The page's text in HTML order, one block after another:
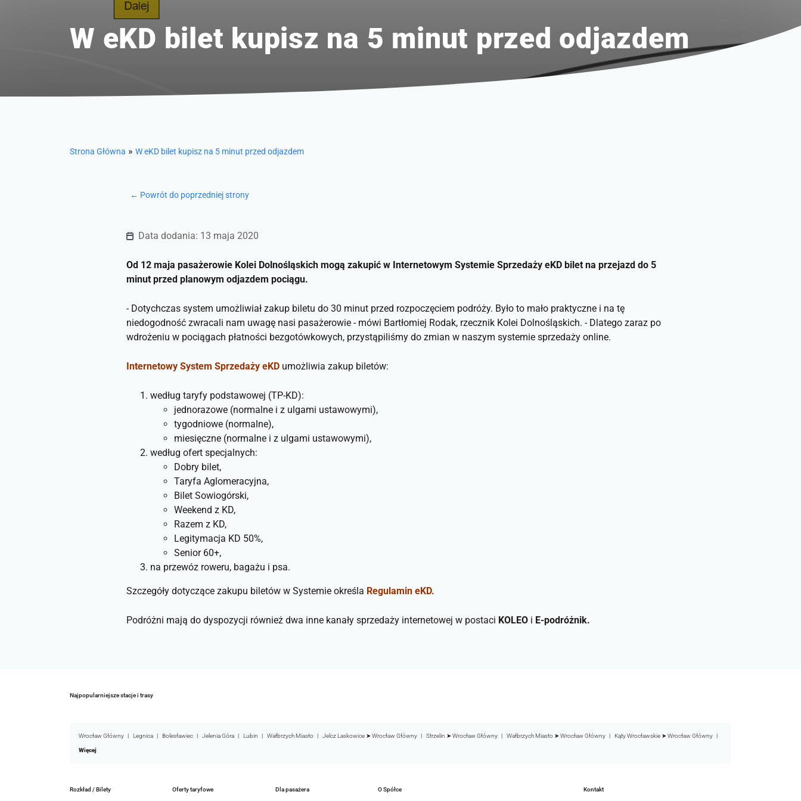
W eKD bilet kupisz na 5 minut przed odjazdem
Strona Główna » W eKD bilet kupisz na 5 minut przed odjazdem
← Powrót do poprzedniej strony
Data dodania: 13 maja 2020
Od 12 maja pasażerowie Kolei Dolnośląskich mogą zakupić w Internetowym Systemie Sprzedaży eKD bilet na przejazd do 5
minut przed planowym odjazdem pociągu.
- Dotychczas system umożliwiał zakup biletu do 30 minut przed rozpoczęciem podróży. Było to mało praktyczne i na tę
niedogodność zwracali nam uwagę nasi pasażerowie - mówi Bartłomiej Rodak, rzecznik Kolei Dolnośląskich. - Dlatego zaraz po
wdrożeniu w pociągach płatności bezgotówkowych, przystąpiliśmy do zmian w naszym systemie sprzedaży online.
Internetowy System Sprzedaży eKD umożliwia zakup biletów:
według taryfy podstawowej (TP-KD):
jednorazowe (normalne i z ulgami ustawowymi),
tygodniowe (normalne),
miesięczne (normalne i z ulgami ustawowymi),
według ofert specjalnych:
Dobry bilet,
Taryfa Aglomeracyjna,
Bilet Sowiogórski,
Weekend z KD,
Razem z KD,
Legitymacja KD 50%,
Senior 60+,
na przewóz roweru, bagażu i psa.
Szczegóły dotyczące zakupu biletów w Systemie określa Regulamin eKD.
Podróżni mają do dyspozycji również dwa inne kanały sprzedaży internetowej w postaci KOLEO i E-podróżnik.
Najpopularniejsze stacje i trasy
Wrocław Główny Legnica Bolesławiec Jelenia Góra Lubin Wałbrzych Miasto Jelcz Laskowice ➤ Wrocław Główny Strzelin ➤ Wrocław Główny Wałbrzych Miasto ➤ Wrocław Główny Kąty Wrocławskie ➤ Wrocław Główny
Więcej
Rozkład / Bilety Oferty taryfowe Dla pasażera O Spółce Kontakt